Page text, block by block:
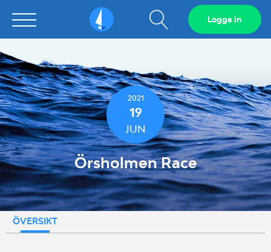
Sailarena Visa
sökfält
Logga in
2021
19
JUN
Örsholmen Race
ÖVERSIKT